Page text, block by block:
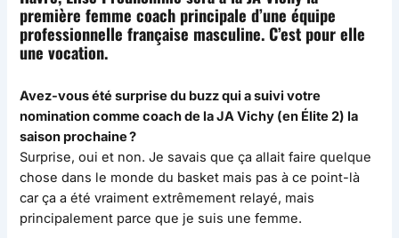
première femme coach principale d’une équipe
professionnelle française masculine. C’est pour elle
une vocation.
Avez-vous été surprise du buzz qui a suivi votre
nomination comme coach de la JA Vichy (en Élite 2) la
saison prochaine ?
Surprise, oui et non. Je savais que ça allait faire quelque
chose dans le monde du basket mais pas à ce point-là
car ça a été vraiment extrêmement relayé, mais
principalement parce que je suis une femme.